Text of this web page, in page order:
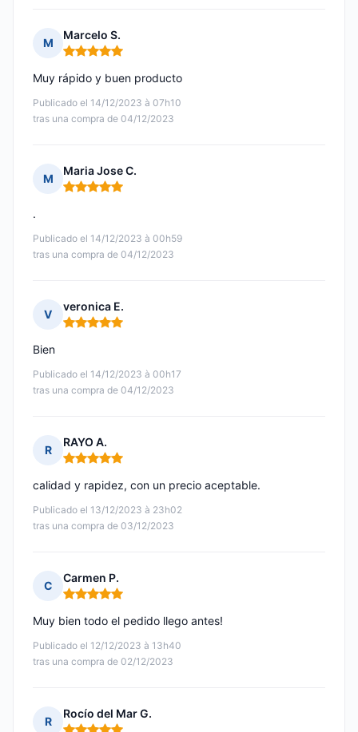
M
Marcelo S.
Nota: 5 de 5
Publicado el 14/12/2023 à 07h10
tras una compra de 04/12/2023
Muy rápido y buen producto
M
Maria Jose C.
Nota: 5 de 5
Publicado el 14/12/2023 à 00h59
tras una compra de 04/12/2023
.
V
veronica E.
Nota: 5 de 5
Publicado el 14/12/2023 à 00h17
tras una compra de 04/12/2023
Bien
R
RAYO A.
Nota: 5 de 5
Publicado el 13/12/2023 à 23h02
tras una compra de 03/12/2023
calidad y rapidez, con un precio aceptable.
C
Carmen P.
Nota: 5 de 5
Publicado el 12/12/2023 à 13h40
tras una compra de 02/12/2023
Muy bien todo el pedido llego antes!
R
Rocío del Mar G.